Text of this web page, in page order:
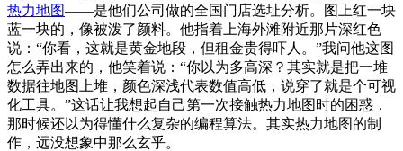
热力地图——是他们公司做的全国门店选址分析。图上红一块
蓝一块的，像被泼了颜料。他指着上海外滩附近那片深红色
说：“你看，这就是黄金地段，但租金贵得吓人。”我问他这图
怎么弄出来的，他笑着说：“你以为多高深？其实就是把一堆
数据往地图上堆，颜色深浅代表数值高低，说穿了就是个可视
化工具。”这话让我想起自己第一次接触热力地图时的困惑，
那时候还以为得懂什么复杂的编程算法。其实热力地图的制
作，远没想象中那么玄乎。